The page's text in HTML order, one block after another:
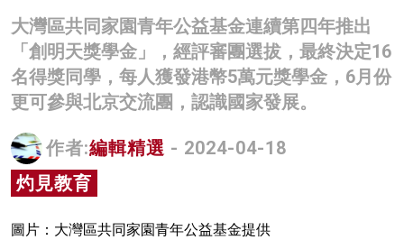
科技
影片
名家榜
灼見活動
關於我們
大灣區共同家園青年公益基金連續第四年推出
「創明天獎學金」，經評審團選拔，最終決定16
名得獎同學，每人獲發港幣5萬元獎學金，6月份
更可參與北京交流團，認識國家發展。
作者:編輯精選 - 2024-04-18
灼見教育
圖片：大灣區共同家園青年公益基金提供